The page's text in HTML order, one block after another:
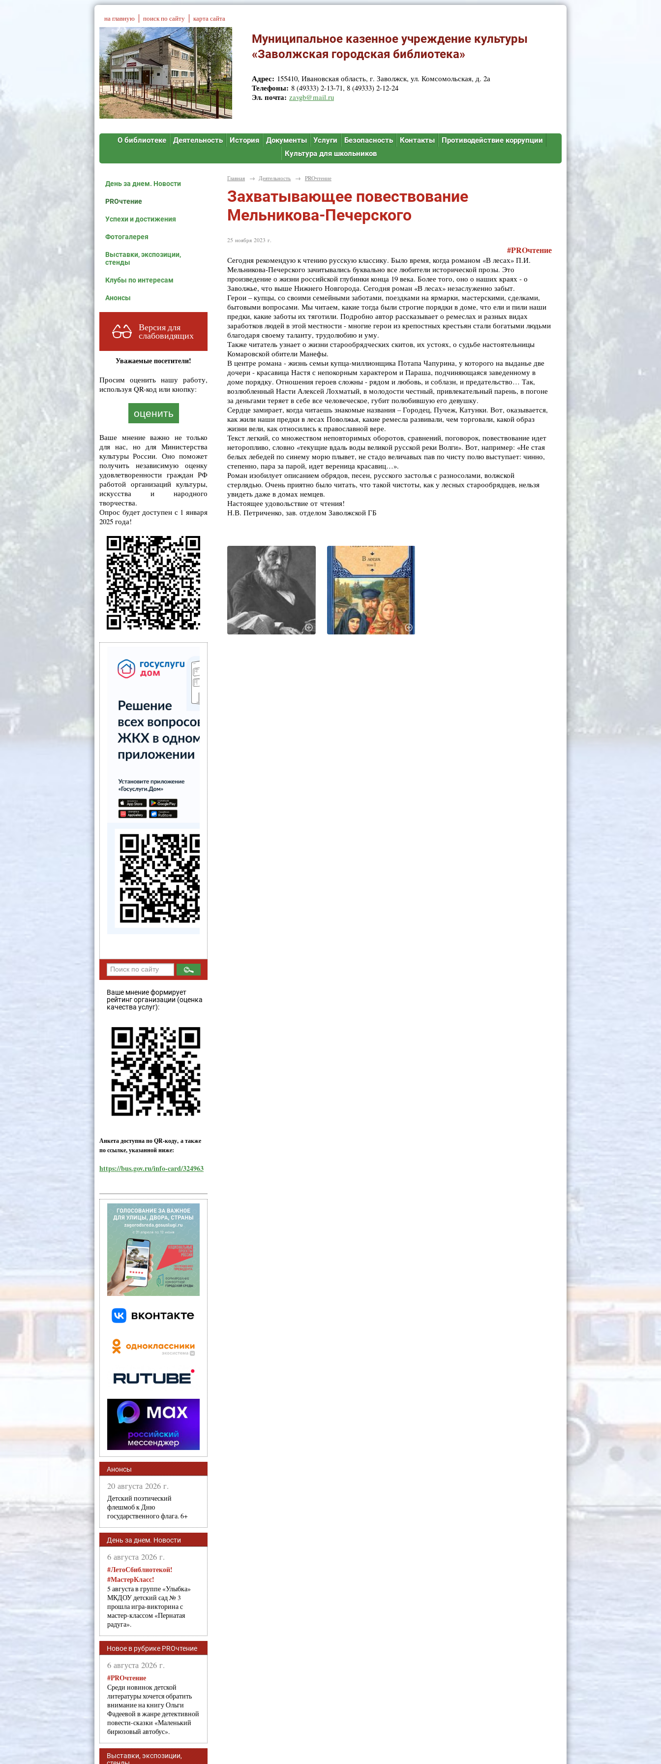
на главную поиск по сайту карта сайта
Муниципальное казенное учреждение культуры
«Заволжская городская библиотека»
Адрес: 155410, Ивановская область, г. Заволжск, ул. Комсомольская, д. 2а
Телефоны: 8 (49333) 2-13-71, 8 (49333) 2-12-24
Эл. почта: zavgb@mail.ru
О библиотеке Деятельность История Документы Услуги Безопасность Контакты
Противодействие коррупции
Культура для школьников
День за днем. Новости
PROчтение
Успехи и достижения
Фотогалерея
Выставки, экспозиции,
стенды
Клубы по интересам
Анонсы
Версия для
слабовидящих
Уважаемые посетители!
Просим оценить нашу работу,
используя QR-код или кнопку:
оценить
Ваше мнение важно не только
для нас, но для Министерства
культуры России. Оно поможет
получить независимую оценку
удовлетворенности граждан РФ
работой организаций культуры,
искусства и народного
творчества.
Опрос будет доступен с 1 января
2025 года!
Ваше мнение формирует
рейтинг организации (оценка
качества услуг):
Анкета доступна по QR-коду, а также
по ссылке, указанной ниже:
https://bus.gov.ru/info-card/324963
Анонсы
20 августа 2026 г.
Детский поэтический
флешмоб к Дню
государственного флага. 6+
День за днем. Новости
6 августа 2026 г.
#ЛетоСбиблиотекой!
#МастерКласс!
5 августа в группе «Улыбка»
МКДОУ детский сад № 3
прошла игра-викторина с
мастер-классом «Пернатая
радуга».
Новое в рубрике PROчтение
6 августа 2026 г.
#PROчтение
Среди новинок детской
литературы хочется обратить
внимание на книгу Ольги
Фадеевой в жанре детективной
повести-сказки «Маленький
бирюзовый автобус».
Выставки, экспозиции,
Главная → Деятельность → PROчтение
Захватывающее повествование
Мельникова-Печерского
25 ноября 2023 г.
#PROчтение
Сегодня рекомендую к чтению русскую классику. Было время, когда романом «В лесах» П.И.
Мельникова-Печерского зачитывались буквально все любители исторической прозы. Это
произведение о жизни российской глубинки конца 19 века. Более того, оно о наших краях - о
Заволжье, что выше Нижнего Новгорода. Сегодня роман «В лесах» незаслуженно забыт.
Герои – купцы, со своими семейными заботами, поездками на ярмарки, мастерскими, сделками,
бытовыми вопросами. Мы читаем, какие тогда были строгие порядки в доме, что ели и пили наши
предки, какие заботы их тяготили. Подробно автор рассказывает о ремеслах и разных видах
заработков людей в этой местности - многие герои из крепостных крестьян стали богатыми людьми
благодаря своему таланту, трудолюбию и уму.
Также читатель узнает о жизни старообрядческих скитов, их устоях, о судьбе настоятельницы
Комаровской обители Манефы.
В центре романа - жизнь семьи купца-миллионщика Потапа Чапурина, у которого на выданье две
дочери - красавица Настя с непокорным характером и Параша, подчиняющаяся заведенному в
доме порядку. Отношения героев сложны - рядом и любовь, и соблазн, и предательство… Так,
возлюбленный Насти Алексей Лохматый, в молодости честный, привлекательный парень, в погоне
за деньгами теряет в себе все человеческое, губит полюбившую его девушку.
Сердце замирает, когда читаешь знакомые названия – Городец, Пучеж, Катунки. Вот, оказывается,
как жили наши предки в лесах Поволжья, какие ремесла развивали, чем торговали, какой образ
жизни вели, как относились к православной вере.
Текст легкий, со множеством неповторимых оборотов, сравнений, поговорок, повествование идет
неторопливо, словно «текущие вдаль воды великой русской реки Волги». Вот, например: «Не стая
белых лебедей по синему морю плывет, не стадо величавых пав по чисту полю выступает: чинно,
степенно, пара за парой, идет вереница красавиц…».
Роман изобилует описанием обрядов, песен, русского застолья с разносолами, волжской
стерлядью. Очень приятно было читать, что такой чистоты, как у лесных старообрядцев, нельзя
увидеть даже в домах немцев.
Настоящее удовольствие от чтения!
Н.В. Петриченко, зав. отделом Заволжской ГБ